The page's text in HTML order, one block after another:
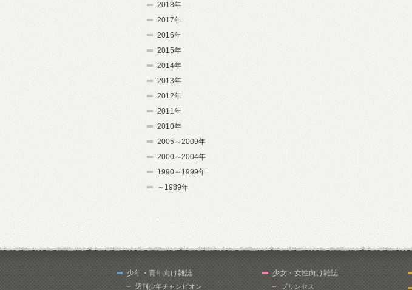
2018年
2017年
2016年
2015年
2014年
2013年
2012年
2011年
2010年
2005～2009年
2000～2004年
1990～1999年
～1989年
少年・青年向け雑誌
週刊少年チャンピオン
少女・女性向け雑誌
プリンセス